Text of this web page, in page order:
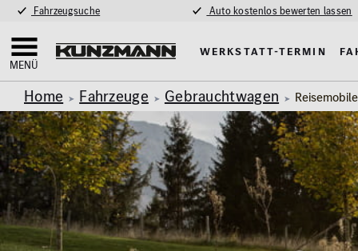
Fahrzeugsuche Auto kostenlos bewerten lassen
MENÜ
Werkstatt-Termin
Home Fahrzeuge Gebrauchtwagen Reisemobile